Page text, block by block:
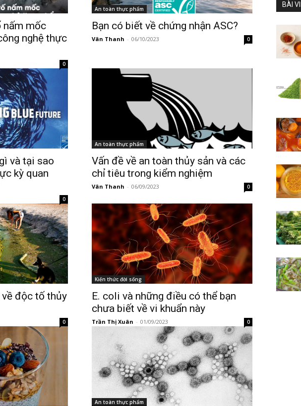
nấm mốc
nghệ thực
0
An toàn thực phẩm
Bạn có biết về chứng nhận ASC?
Vân Thanh - 06/10/2023 0
và tại sao
kỳ quan
0
An toàn thực phẩm
Vấn đề về an toàn thủy sản và các
chỉ tiêu trong kiểm nghiệm
Vân Thanh - 06/09/2023 0
độc tố thủy
0
Kiến thức đời sống
E. coli và những điều có thể bạn
chưa biết về vi khuẩn này
Trần Thị Xuân - 01/09/2023 0
An toàn thực phẩm
BÀI